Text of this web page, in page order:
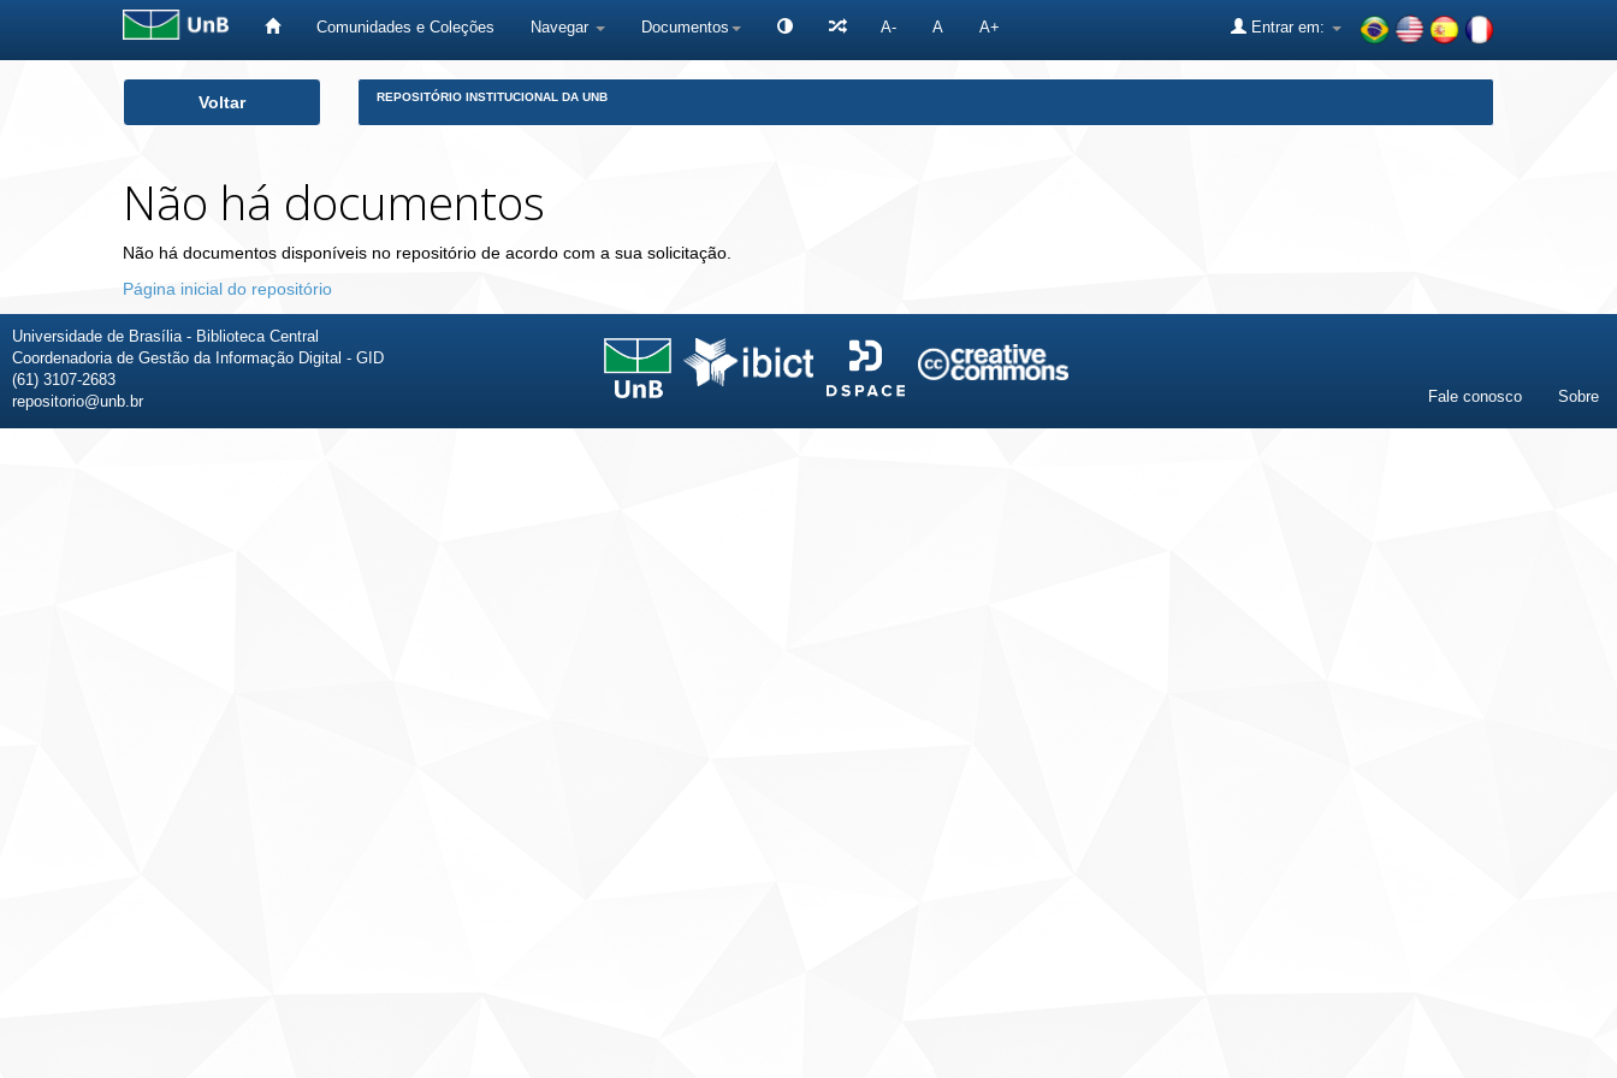
Comunidades e Coleções Navegar Documentos A- A A+ Entrar em:
Voltar REPOSITÓRIO INSTITUCIONAL DA UNB
Não há documentos
Não há documentos disponíveis no repositório de acordo com a sua solicitação.
Página inicial do repositório
Universidade de Brasília - Biblioteca Central
Coordenadoria de Gestão da Informação Digital - GID
(61) 3107-2683
repositorio@unb.br
Fale conosco Sobre